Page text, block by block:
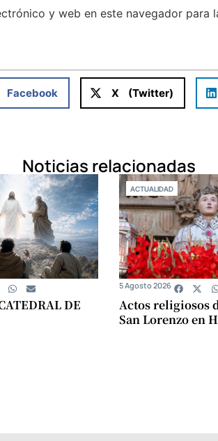
y web en este navegador para
Facebook X (Twitter)
Noticias relacionadas
DE
ACTUALIDAD
Actos religiosos
San Lorenzo en
5 Agosto 2026